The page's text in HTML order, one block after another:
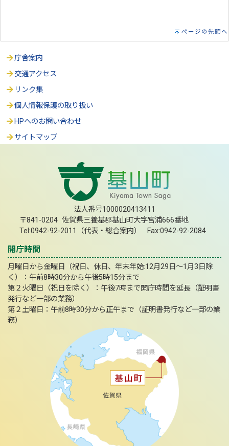
ページの先頭へ
庁舎案内
交通アクセス
リンク集
個人情報保護の取り扱い
HPへのお問い合わせ
サイトマップ
法人番号1000020413411
〒841-0204 佐賀県三養基郡基山町大字宮浦666番地
Tel:0942-92-2011（代表・総合案内） Fax:0942-92-2084
開庁時間
月曜日から金曜日（祝日、休日、年末年始:12月29日～1月3日除
く）：午前8時30分から午後5時15分まで
第２火曜日（祝日を除く）：午後7時まで開庁時間を延長（証明書
発行など一部の業務）
第２土曜日：午前8時30分から正午まで（証明書発行など一部の業
務）